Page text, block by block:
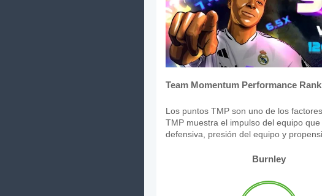
Team Momentum Performance
Los puntos TMP son uno de los
TMP muestra el impulso del equipo
defensiva, presión del equipo y
Burnley